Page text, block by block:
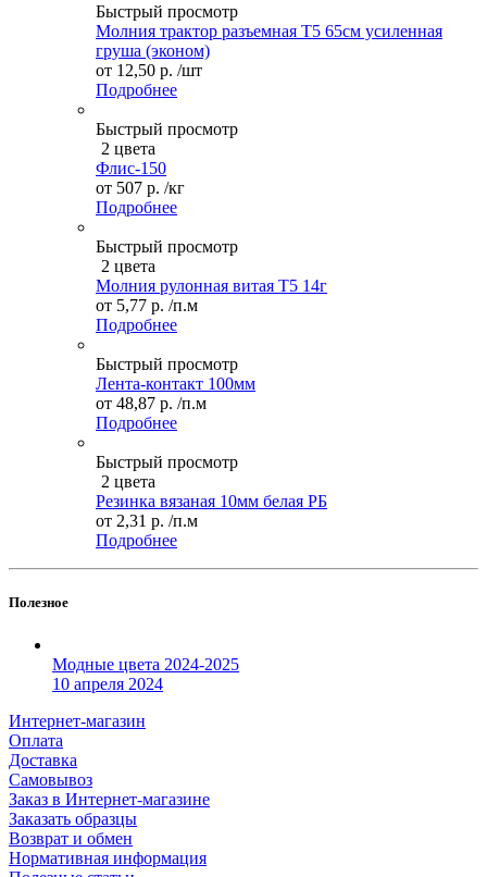
Быстрый просмотр
Молния трактор разъемная Т5 65см усиленная
груша (эконом)
от 12,50 р. /шт
Подробнее
Быстрый просмотр
2 цвета
Флис-150
от 507 р. /кг
Подробнее
Быстрый просмотр
2 цвета
Молния рулонная витая Т5 14г
от 5,77 р. /п.м
Подробнее
Быстрый просмотр
Лента-контакт 100мм
от 48,87 р. /п.м
Подробнее
Быстрый просмотр
2 цвета
Резинка вязаная 10мм белая РБ
от 2,31 р. /п.м
Подробнее
Полезное
Модные цвета 2024-2025
10 апреля 2024
Интернет-магазин
Оплата
Доставка
Самовывоз
Заказ в Интернет-магазине
Заказать образцы
Возврат и обмен
Нормативная информация